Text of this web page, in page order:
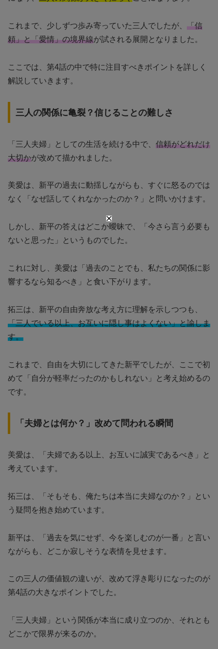
これまで、少しずつ歩み寄っていた三人でしたが、 「信
頼」と「愛情」の境界線が試される展開となりました。
ここでは、第4話の中で特に注目すべきポイントを詳しく
解説していきます。
三人の関係に亀裂？信じることの難しさ
「三人夫婦」としての生活を続ける中で、 信頼がどれだけ
大切かが改めて描かれました。
美愛は、新平の過去に動揺しながらも、すぐに怒るのでは
なく「なぜ話してくれなかったのか？」と問いかけます。
しかし、新平の答えはどこか曖昧で、「今さら言う必要も
ないと思った」というものでした。
これに対し、美愛は「過去のことでも、私たちの関係に影
響するなら知るべき」と食い下がります。
拓三は、新平の自由奔放な考え方に理解を示しつつも、
「三人でいる以上、お互いに隠し事はよくない」と諭しま
す。
これまで、自由を大切にしてきた新平でしたが、ここで初
めて「自分が軽率だったのかもしれない」と考え始めるの
です。
「夫婦とは何か？」改めて問われる瞬間
美愛は、「夫婦である以上、お互いに誠実であるべき」と
考えています。
拓三は、「そもそも、俺たちは本当に夫婦なのか？」とい
う疑問を抱き始めています。
新平は、「過去を気にせず、今を楽しむのが一番」と言い
ながらも、どこか寂しそうな表情を見せます。
この三人の価値観の違いが、改めて浮き彫りになったのが
第4話の大きなポイントでした。
「三人夫婦」という関係が本当に成り立つのか、それとも
どこかで限界が来るのか。